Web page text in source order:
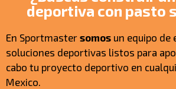
deportiva con pasto
En Sportmaster somos un equipo de
soluciones deportivas listos para
cabo tu proyecto deportivo en
Mexico.